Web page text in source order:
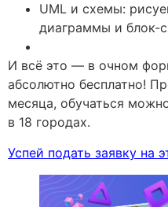
UML и схемы:
диаграммы и блок-
И всё это — в очном
абсолютно бесплатно!
месяца, обучаться
в 18 городах.
Успей подать заявку на